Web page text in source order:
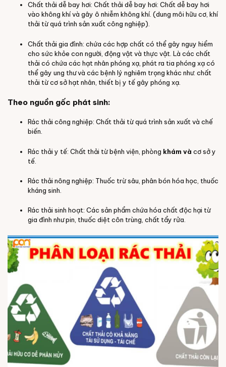
Chất thải dễ bay hơi: Chất thải dễ bay hơi: Chất dễ bay hơi
vào không khí và gây ô nhiễm không khí. (dung môi hữu cơ, khí
thải từ quá trình sản xuất công nghiệp).
Chất thải gia đình: chứa các hợp chất có thể gây nguy hiểm
cho sức khỏe con người, động vật và thực vật. Là các chất
thải có chứa các hạt nhân phóng xạ, phát ra tia phóng xạ có
thể gây ung thư và các bệnh lý nghiêm trọng khác như: chất
thải từ cơ sở hạt nhân, thiết bị y tế gây phóng xạ.
Theo nguồn gốc phát sinh:
Rác thải công nghiệp: Chất thải từ quá trình sản xuất và chế
biến.
Rác thải y tế: Chất thải từ bệnh viện, phòng khám và cơ sở y
tế.
Rác thải nông nghiệp: Thuốc trừ sâu, phân bón hóa học, thuốc
kháng sinh.
Rác thải sinh hoạt: Các sản phẩm chứa hóa chất độc hại từ
gia đình như pin, thuốc diệt côn trùng, chất tẩy rửa.